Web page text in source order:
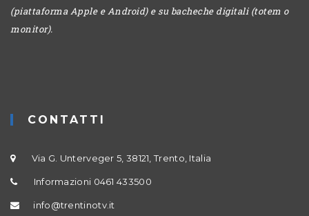
(piattaforma Apple e Android) e su bacheche digitali (totem o
monitor).
CONTATTI
Via G. Unterveger 5, 38121, Trento, Italia
Informazioni 0461 433500
info@trentinotv.it